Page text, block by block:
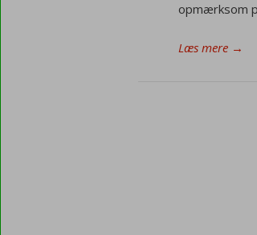
opmærksom
Læs mere →